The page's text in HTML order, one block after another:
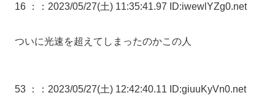
16 ： ：2023/05/27(土) 11:35:41.97 ID:iwewlYZg0.net
ついに光速を超えてしまったのかこの人
53 ： ：2023/05/27(土) 12:42:40.11 ID:giuuKyVn0.net